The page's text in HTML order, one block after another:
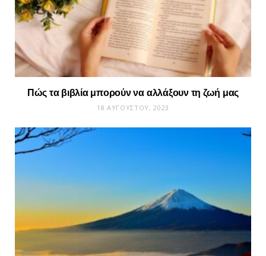
Πώς τα βιβλία μπορούν να αλλάξουν τη ζωή μας
18 ΑΥΓΟΎΣΤΟΥ, 2023